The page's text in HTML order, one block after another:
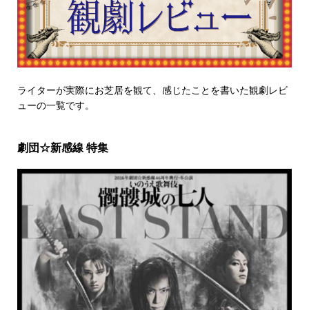
ライターが実際にお芝居を観て、感じたことを書いた観劇レビ
ューの一覧です。
劇団☆新感線 特集